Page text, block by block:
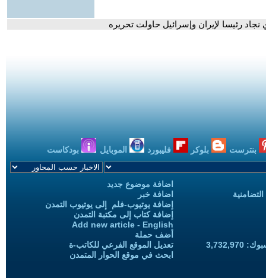
رئيسا لإيران وإسرائيل حاولت تحريره
بنترست بلوكر فليبورد الموبايل بودكاست
اضافة موضوع جديد
اضافة خبر
إضافة يوتيوب-فلم إلى يوتيوب التمدن
إضافة كتاب إلى مكتبة التمدن
Add new article - English
أضف حملة
تعديل الموقع الفرعي للكاتب-ة
ابحث في موقع الحوار المتمدن